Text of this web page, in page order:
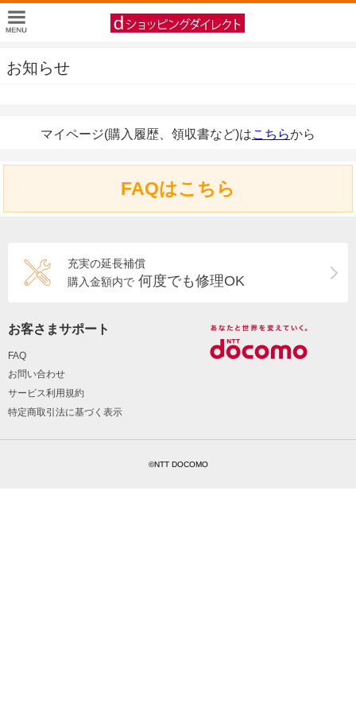
お知らせ
マイページ(購入履歴、領収書など)はこちらから
FAQはこちら
充実の延長補償
購入金額内で 何度でも修理OK
お客さまサポート
FAQ
お問い合わせ
サービス利用規約
特定商取引法に基づく表示
©NTT DOCOMO